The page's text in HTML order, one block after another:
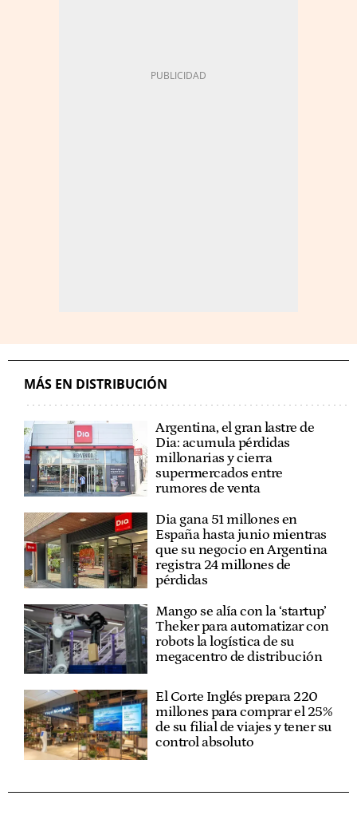
MÁS EN DISTRIBUCIÓN
Argentina, el gran lastre de
Dia: acumula pérdidas
millonarias y cierra
supermercados entre
rumores de venta
Dia gana 51 millones en
España hasta junio mientras
que su negocio en Argentina
registra 24 millones de
pérdidas
Mango se alía con la ‘startup’
Theker para automatizar con
robots la logística de su
megacentro de distribución
El Corte Inglés prepara 220
millones para comprar el 25%
de su filial de viajes y tener su
control absoluto